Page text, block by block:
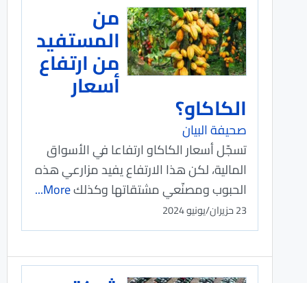
من
المستفيد
من ارتفاع
أسعار
الكاكاو؟
صحيفة البيان
تسجّل أسعار الكاكاو ارتفاعا في الأسواق
المالية، لكن هذا الارتفاع يفيد مزارعي هذه
الحبوب ومصنّعي مشتقاتها وكذلكMore...
23 حزيران/يونيو 2024